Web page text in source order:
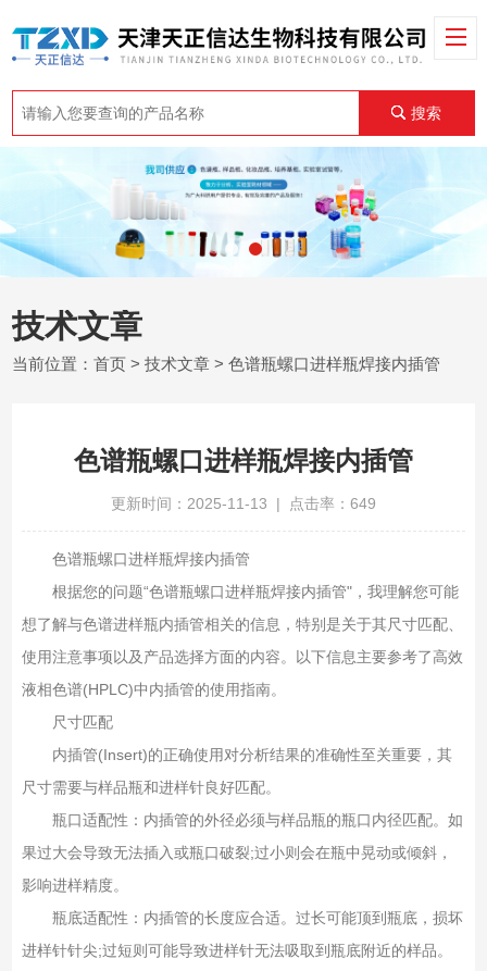
搜索
技术文章
当前位置：首页 >技术文章 > 色谱瓶螺口进样瓶焊接内插管
色谱瓶螺口进样瓶焊接内插管
更新时间：2025-11-13 | 点击率：649
色谱瓶螺口进样瓶焊接内插管
根据您的问题“色谱瓶螺口进样瓶焊接内插管"，我理解您可能
想了解与色谱进样瓶内插管相关的信息，特别是关于其尺寸匹配、
使用注意事项以及产品选择方面的内容。以下信息主要参考了高效
液相色谱(HPLC)中内插管的使用指南‌。
尺寸匹配
内插管(Insert)的正确使用对分析结果的准确性至关重要，其
尺寸需要与样品瓶和进样针良好匹配‌。
瓶口适配性‌：内插管的外径必须与样品瓶的瓶口内径匹配。如
果过大会导致无法插入或瓶口破裂;过小则会在瓶中晃动或倾斜，
影响进样精度‌。
瓶底适配性‌：内插管的长度应合适。过长可能顶到瓶底，损坏
进样针针尖;过短则可能导致进样针无法吸取到瓶底附近的样品‌。